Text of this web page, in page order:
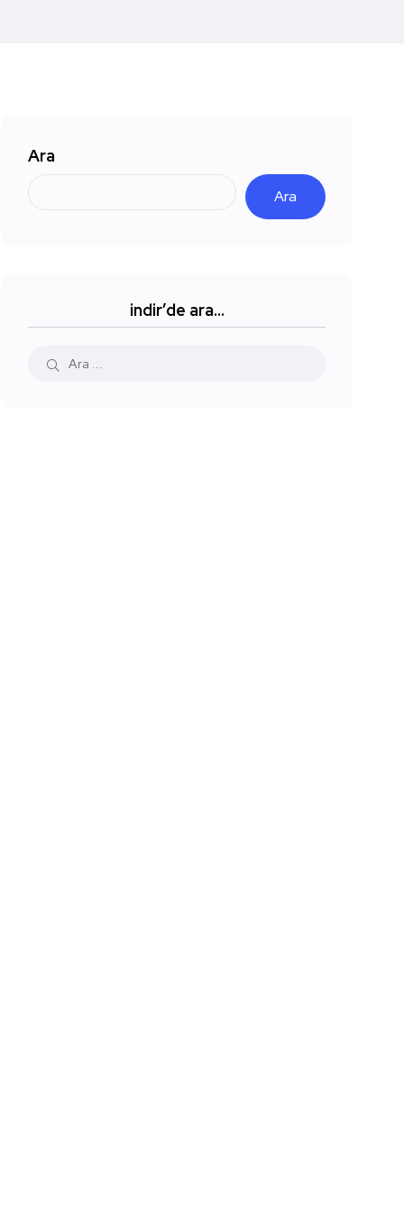
Ara
Ara
indir’de ara…